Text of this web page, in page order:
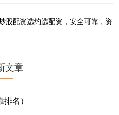
股配资选约选配资，安全可靠，资
文章
名）